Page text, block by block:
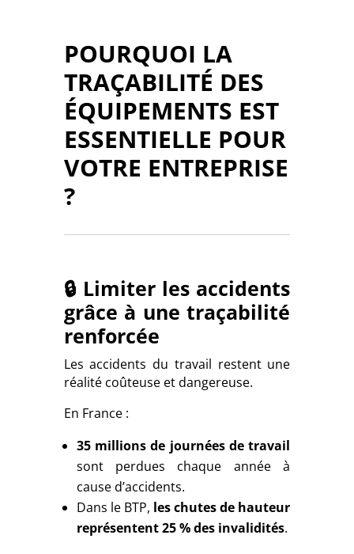
POURQUOI LA
TRAÇABILITÉ DES
ÉQUIPEMENTS EST
ESSENTIELLE POUR
VOTRE ENTREPRISE
?
🔒 Limiter les accidents
grâce à une traçabilité
renforcée
Les accidents du travail restent une
réalité coûteuse et dangereuse.
En France :
35 millions de journées de travail
sont perdues chaque année à
cause d’accidents.
Dans le BTP, les chutes de hauteur
représentent 25 % des invalidités.